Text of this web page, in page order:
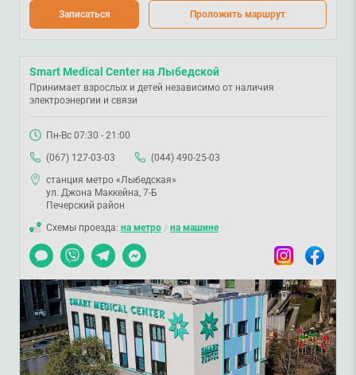
Записаться Проложить маршрут
Smart Medical Center на Лыбедской
Принимает взрослых и детей независимо от наличия
электроэнергии и связи
Пн-Вс 07:30 - 21:00
(067) 127-03-03
(044) 490-25-03
станция метро «Лыбедская»
ул. Джона Маккейна, 7-Б
Печерский район
Схемы проезда: на метро / на машине
Чат
Viber TelegramMessenger InstagramFacebook